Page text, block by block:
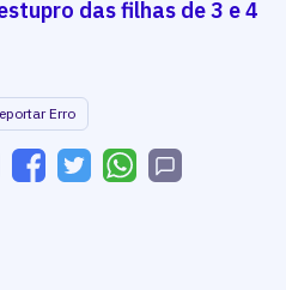
das filhas de 3 e 4
Erro